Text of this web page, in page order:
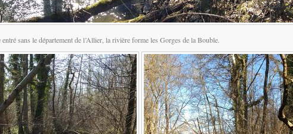
entré sans le département de l’Allier, la rivière forme les Gorges de la Bouble.